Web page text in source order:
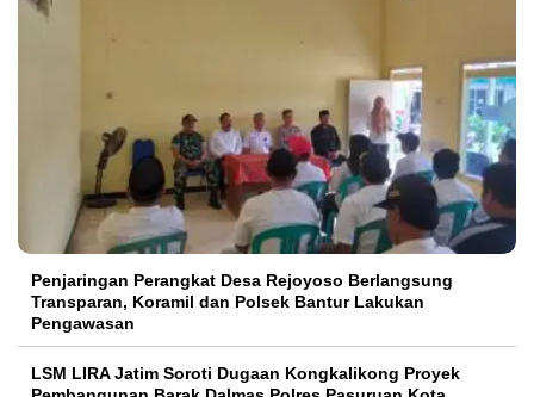
Penjaringan Perangkat Desa Rejoyoso Berlangsung
Transparan, Koramil dan Polsek Bantur Lakukan
Pengawasan
LSM LIRA Jatim Soroti Dugaan Kongkalikong Proyek